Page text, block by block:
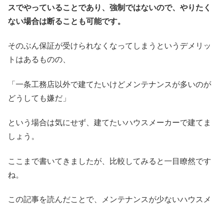
スでやっていることであり、強制ではないので、やりたく
ない場合は断ることも可能です。
そのぶん保証が受けられなくなってしまうというデメリッ
トはあるものの、
「一条工務店以外で建てたいけどメンテナンスが多いのが
どうしても嫌だ」
という場合は気にせず、建てたいハウスメーカーで建てま
しょう。
ここまで書いてきましたが、比較してみると一目瞭然です
ね。
この記事を読んだことで、メンテナンスが少ないハウスメ